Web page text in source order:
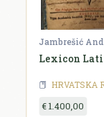
RARA - 19
Jambrešić
Lexicon
HRVATSKA
€ 1.400,00